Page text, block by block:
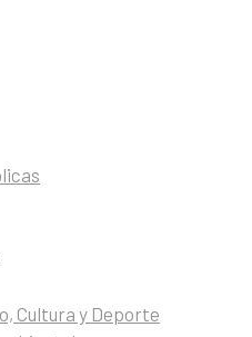
Cultura y Deporte